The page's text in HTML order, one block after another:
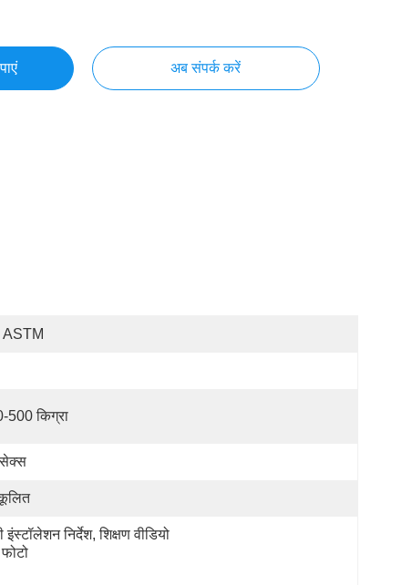
अब संपर्क करें
500 किग्रा
इंस्टॉलेशन निर्देश, शिक्षण वीडियो